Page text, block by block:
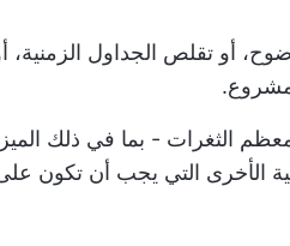
تقلص الجداول الزمنية، أو
الثغرات - بما في ذلك
الأخرى التي يجب أن تكون